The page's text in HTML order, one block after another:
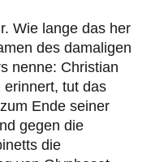
Wie lange das her
des damaligen
nenne: Christian
erinnert, tut das
Ende seiner
gegen die
die